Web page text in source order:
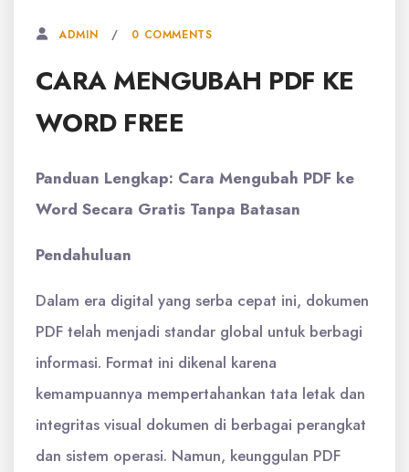
ADMIN 0 COMMENTS
CARA MENGUBAH PDF KE
WORD FREE
Panduan Lengkap: Cara Mengubah PDF ke
Word Secara Gratis Tanpa Batasan
Pendahuluan
Dalam era digital yang serba cepat ini, dokumen
PDF telah menjadi standar global untuk berbagi
informasi. Format ini dikenal karena
kemampuannya mempertahankan tata letak dan
integritas visual dokumen di berbagai perangkat
dan sistem operasi. Namun, keunggulan PDF